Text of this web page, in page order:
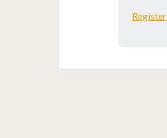
Register